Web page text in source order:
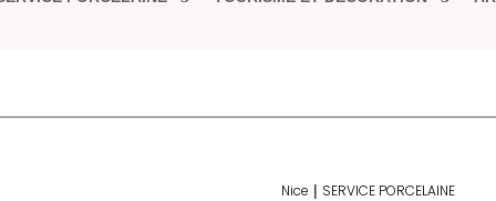
Nice | SERVICE PORCELAINE